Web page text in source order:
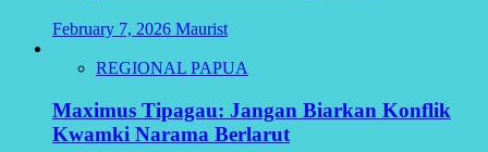
February 7, 2026 Maurist
REGIONAL PAPUA
Maximus Tipagau: Jangan Biarkan Konflik
Kwamki Narama Berlarut